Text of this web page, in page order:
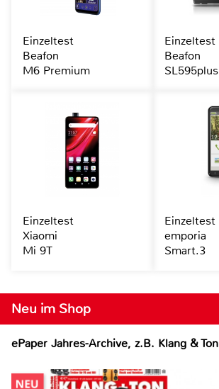
Neu im Shop
ePaper Jahres-Archive, z.B. Klang & Ton
Einzeltest
Beafon
M6 Premium
Einzeltest
Beafon
SL595plus
Einzeltest
Xiaomi
Mi 9T
Einzeltest
emporia
Smart.3